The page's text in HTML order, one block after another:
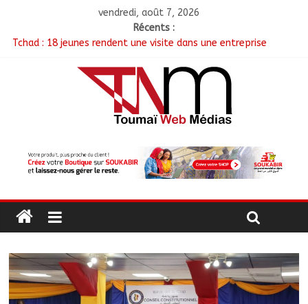
vendredi, août 7, 2026
Récents :
Tchad : 18 jeunes rendent une visite dans une entreprise
TCHAD/FMM/CBLT : Le Général Brahim Oki Dagache devient
commandant en second
Moyen-Chari : Lancement de la campagne de vulgarisation de
la politique nationale de DDR
Borkou : Recrudescence des braquages sur l’axe Faya-Kalaït